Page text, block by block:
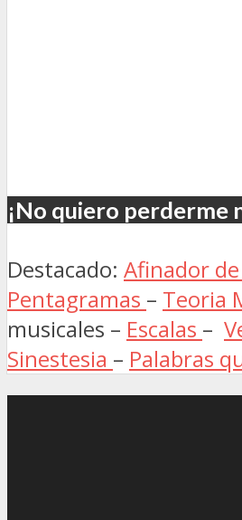
¡No quiero perderme
Destacado: Afinador
Pentagramas – Teoria
musicales – Escalas –
Sinestesia – Palabras